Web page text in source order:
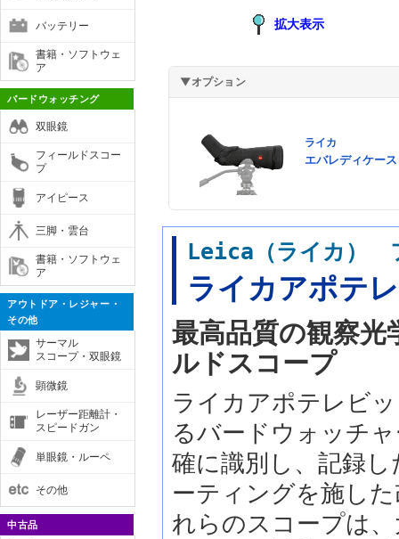
バッテリー
書籍・ソフトウェ
ア
バードウォッチング
双眼鏡
フィールドスコー
プ
アイピース
三脚・雲台
書籍・ソフトウェ
ア
アウトドア・レジャー・
その他
サーマル
スコープ・双眼鏡
顕微鏡
レーザー距離計・
スピードガン
単眼鏡・ルーペ
その他
中古品
拡大表示
▼オプション
ライカ
エバレディケー
Leica（ライカ）
ライカアポテ
最高品質の観察
ルドスコープ
ライカアポテレビ
るバードウォッチ
確に識別し、記録
ーティングを施し
れらのスコープは